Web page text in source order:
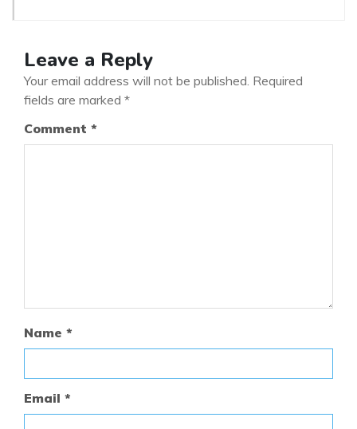
Leave a Reply
Your email address will not be published. Required
fields are marked *
Comment *
Name *
Email *